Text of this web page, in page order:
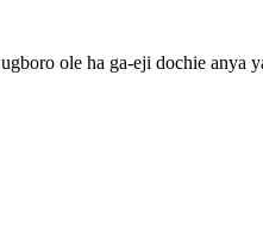
ole ha ga-eji dochie anya